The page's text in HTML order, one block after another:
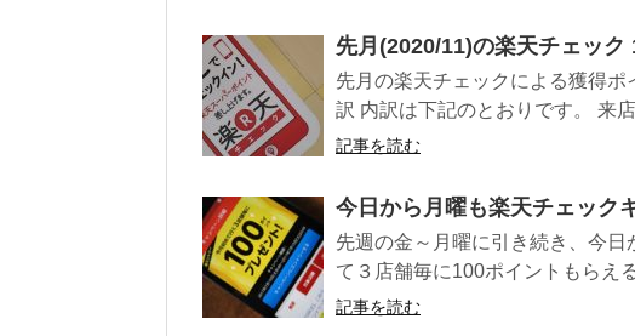
先月(2020/11)の楽天チェック
先月の楽天チェックによる獲得
訳 内訳は下記のとおりです。 来
記事を読む
今日から月曜も楽天チェック
先週の金～月曜に引き続き、今
て３店舗毎に100ポイントもらえ
記事を読む